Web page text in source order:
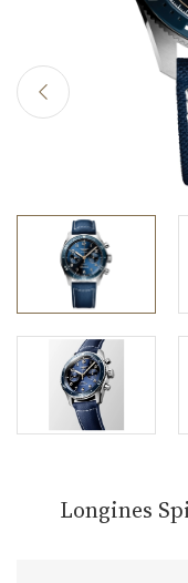
Longines